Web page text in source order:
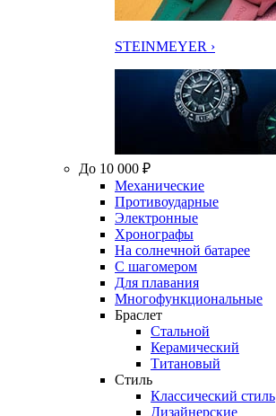
STEINMEYER ›
До 10 000 ₽
Механические
Противоударные
Электронные
Хронографы
На солнечной батарее
С шагомером
Для плавания
Многофункциональные
Браслет
Стальной
Керамический
Титановый
Стиль
Классический стиль
Дизайнерские